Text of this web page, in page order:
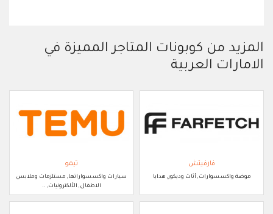
المزيد من كوبونات المتاجر المميزة في
الامارات العربية
فارفيتش
موضة واكسسوارات, أثاث وديكور, هدايا
تيمو
سيارات واكسسواراتها, مستلزمات وملابس
الاطفال, الألكترونيات, ..